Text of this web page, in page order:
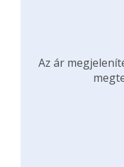
Az ár